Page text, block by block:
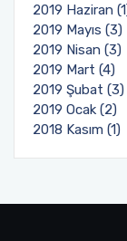
2019 Haziran
2019 Mayıs (3)
2019 Nisan (3)
2019 Mart (4)
2019 Şubat (3)
2019 Ocak (2)
2018 Kasım (1)